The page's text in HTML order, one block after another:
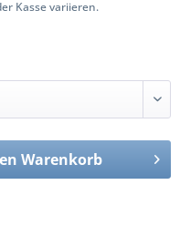
Kasse variieren.
Warenkorb